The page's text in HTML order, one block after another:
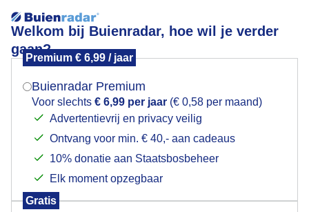
Welkom bij Buienradar, hoe wil je verder
gaan?
Premium € 6,99 / jaar
Buienradar Premium
Voor slechts € 6,99 per jaar (€ 0,58 per maand)
Advertentievrij en privacy veilig
Ontvang voor min. € 40,- aan cadeaus
10% donatie aan Staatsbosbeheer
Elk moment opzegbaar
Gratis
Goedemorgen
Mogen we je locatie gebruiken voor het
Indien je hier nog geen akkoord op hebt gegeven,
verschijnt er zo een pop-up uit je browser waarin
Is goed, toon de popup